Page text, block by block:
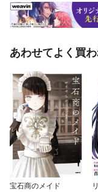
あわせてよく買
宝石商のメイド